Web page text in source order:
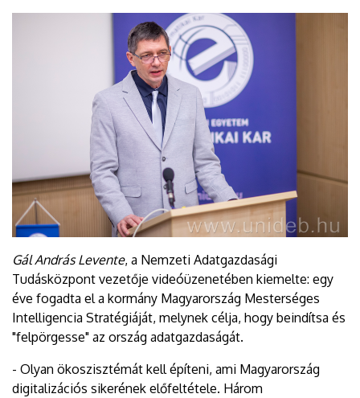
Gál András Levente, a Nemzeti Adatgazdasági
Tudásközpont vezetője videóüzenetében kiemelte: egy
éve fogadta el a kormány Magyarország Mesterséges
Intelligencia Stratégiáját, melynek célja, hogy beindítsa és
"felpörgesse" az ország adatgazdaságát.
- Olyan ökoszisztémát kell építeni, ami Magyarország
digitalizációs sikerének előfeltétele. Három